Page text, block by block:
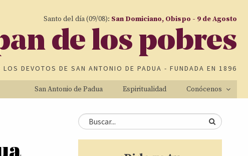
Santo del día (09/08): San Domiciano, Obispo - 9 de Agosto
de los pobres
LOS DEVOTOS DE SAN ANTONIO DE PADUA - FUNDADA EN 1896
San Antonio de Padua Espiritualidad Conócenos
Formulario de
Buscar